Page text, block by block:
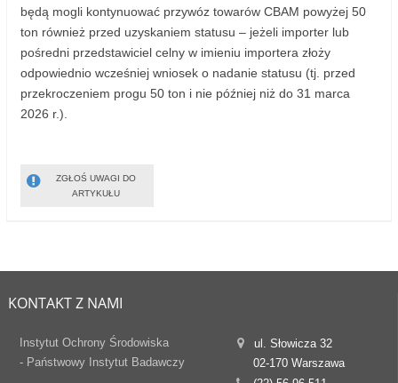
będą mogli kontynuować przywóz towarów CBAM powyżej 50
ton również przed uzyskaniem statusu – jeżeli importer lub
pośredni przedstawiciel celny w imieniu importera złoży
odpowiednio wcześniej wniosek o nadanie statusu (tj. przed
przekroczeniem progu 50 ton i nie później niż do 31 marca
2026 r.).
ZGŁOŚ UWAGI DO
ARTYKUŁU
KONTAKT Z NAMI
Instytut Ochrony Środowiska
- Państwowy Instytut Badawczy
ul. Słowicza 32
02-170 Warszawa